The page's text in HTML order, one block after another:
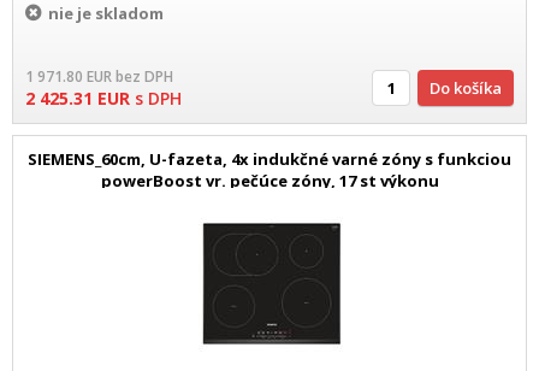
nie je skladom
1 971.80 EURbez DPH
2 425.31 EUR s DPH Do košíka
SIEMENS_60cm, U-fazeta, 4x indukčné varné zóny s funkciou
powerBoost vr. pečúce zóny, 17 st výkonu